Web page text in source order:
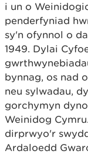
i un o
penderfyniad
sy'n ofynnol o
1949. Dylai
bynnag, os nad
neu sylwadau,
gorchymyn
Weinidog
dirprwyo'r
Ardaloedd